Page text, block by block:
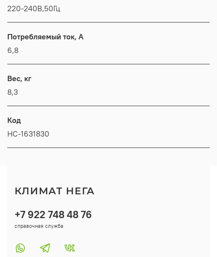
220-240В,50Гц
Потребляемый ток, А
6,8
Вес, кг
8,3
Код
НС-1631830
+7 922 748 48 76
справочная служба
КЛИМАТ НЕГА